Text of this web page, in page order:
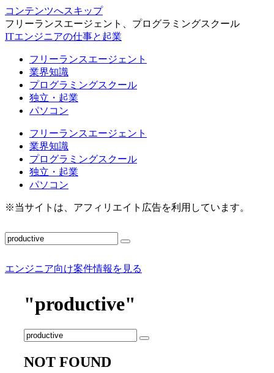
コンテンツへスキップ
フリーランスエージェント、プログラミングスクール
ITエンジニアの仕事と起業
フリーランスエージェント
業界知識
プログラミングスクール
独立・起業
パソコン
フリーランスエージェント
業界知識
プログラミングスクール
独立・起業
パソコン
※当サイトは、アフィリエイト広告を利用しています。
エンジニア向け案件情報を見る
"productive"
NOT FOUND